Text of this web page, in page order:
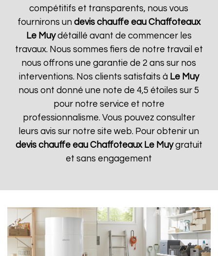
compétitifs et transparents, nous vous
fournirons un devis chauffe eau Chaffoteaux
Le Muydétaillé avant de commencer les
travaux. Nous sommes fiers de notre travail et
nous offrons une garantie de 2 ans sur nos
interventions. Nos clients satisfaits à Le Muy
nous ont donné une note de 4,5 étoiles sur 5
pour notre service et notre
professionnalisme. Vous pouvez consulter
leurs avis sur notre site web. Pour obtenir un
devis chauffe eau Chaffoteaux Le Muygratuit
et sans engagement